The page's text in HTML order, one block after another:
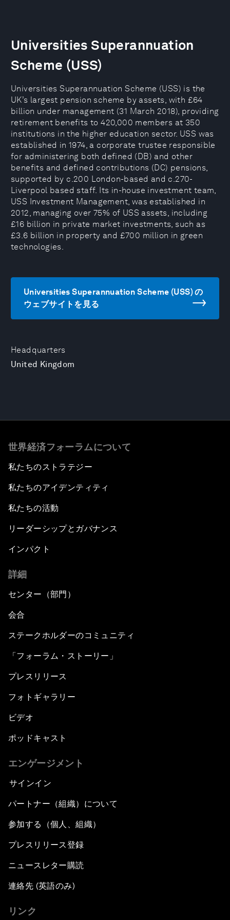
Headquarters
United Kingdom
Universities Superannuation
Scheme (USS)
Universities Superannuation Scheme (USS) is the
UK’s largest pension scheme by assets, with £64
billion under management (31 March 2018), providing
retirement benefits to 420,000 members at 350
institutions in the higher education sector. USS was
established in 1974, a corporate trustee responsible
for administering both defined (DB) and other
benefits and defined contributions (DC) pensions,
supported by c.200 London-based and c.270-
Liverpool based staff. Its in-house investment team,
USS Investment Management, was established in
2012, managing over 75% of USS assets, including
£16 billion in private market investments, such as
£3.6 billion in property and £700 million in green
technologies.
Universities Superannuation Scheme (USS) の
ウェブサイトを見る
世界経済フォーラムについて
私たちのストラテジー
私たちのアイデンティティ
私たちの活動
リーダーシップとガバナンス
インパクト
詳細
センター（部門）
会合
ステークホルダーのコミュニティ
「フォーラム・ストーリー」
プレスリリース
フォトギャラリー
ビデオ
ポッドキャスト
エンゲージメント
サインイン
パートナー（組織）について
参加する（個人、組織）
プレスリリース登録
ニュースレター購読
連絡先 (英語のみ)
リンク